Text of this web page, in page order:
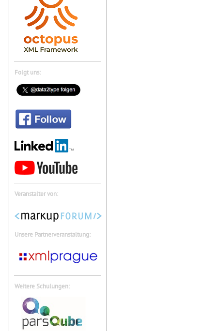
Folgt uns:
Veranstalter von:
Unsere Partnerveranstaltung:
Weitere Schulungen: